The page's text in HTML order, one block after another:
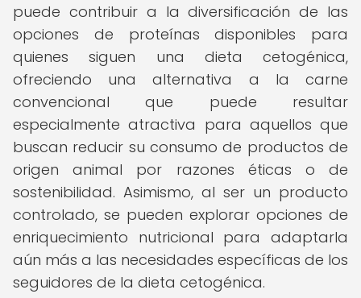
puede contribuir a la diversificación de las
opciones de proteínas disponibles para
quienes siguen una dieta cetogénica,
ofreciendo una alternativa a la carne
convencional que puede resultar
especialmente atractiva para aquellos que
buscan reducir su consumo de productos de
origen animal por razones éticas o de
sostenibilidad. Asimismo, al ser un producto
controlado, se pueden explorar opciones de
enriquecimiento nutricional para adaptarla
aún más a las necesidades específicas de los
seguidores de la dieta cetogénica.